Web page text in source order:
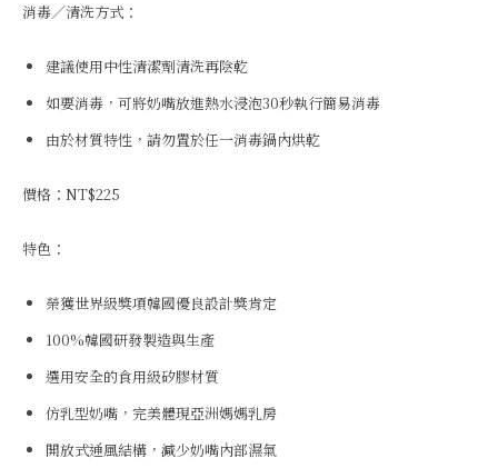
消毒／清洗方式：
建議使用中性清潔劑清洗再陰乾
如要消毒，可將奶嘴放進熱水浸泡30秒執行簡易消毒
由於材質特性，請勿置於任一消毒鍋內烘乾
價格：NT$225
特色：
榮獲世界級獎項韓國優良設計獎肯定
100%韓國研發製造與生產
選用安全的食用級矽膠材質
仿乳型奶嘴，完美體現亞洲媽媽乳房
開放式通風結構，減少奶嘴內部濕氣